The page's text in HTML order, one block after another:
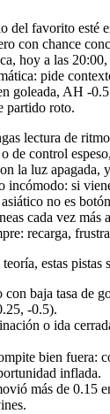
del favorito esté
con chance
hoy a las
pide
goleada, AH -
partido roto.
lectura de
de control
la luz apagada,
incómodo: si
no es
cada vez más
recarga,
estas pistas
baja tasa de
-0.5).
o ida
bien fuera:
inflada.
más de 0.15